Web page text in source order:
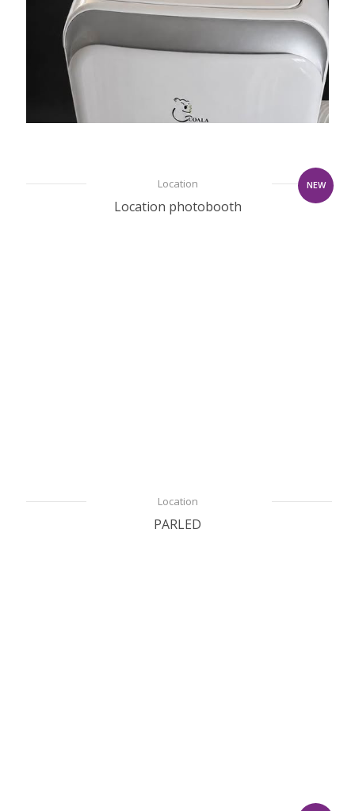
NEW
Location
Location photobooth
Location
PARLED